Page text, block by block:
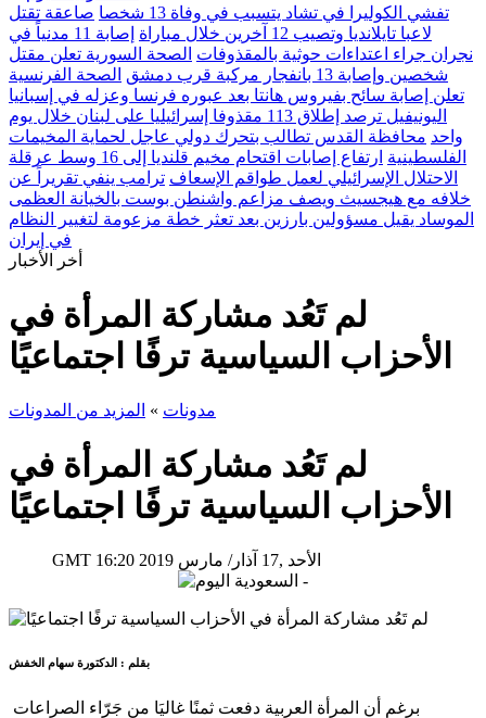
تفشي الكوليرا في تشاد يتسبب في وفاة 13 شخصا
صاعقة تقتل
لاعبا تايلانديا وتصيب 12 آخرين خلال مباراة
إصابة 11 مدنياً في
نجران جراء اعتداءات حوثية بالمقذوفات الصحة السورية تعلن مقتل
شخصين وإصابة 13 بانفجار مركبة قرب دمشق
الصحة الفرنسية
تعلن إصابة سائح بفيروس هانتا بعد عبوره فرنسا وعزله في إسبانيا
اليونيفيل ترصد إطلاق 113 مقذوفا إسرائيليا على لبنان خلال يوم
واحد محافظة القدس تطالب بتحرك دولي عاجل لحماية المخيمات
الفلسطينية
ارتفاع إصابات اقتحام مخيم قلنديا إلى 16 وسط عرقلة
الاحتلال الإسرائيلي لعمل طواقم الإسعاف ترامب ينفي تقريراً عن
خلافه مع هيجسيث ويصف مزاعم واشنطن بوست بالخيانة العظمى
الموساد يقيل مسؤولين بارزين بعد تعثر خطة مزعومة لتغيير النظام
في إيران
أخر الأخبار
لم تَعُد مشاركة المرأة في
الأحزاب السياسية ترفًا اجتماعيًا
مدونات » المزيد من المدونات
لم تَعُد مشاركة المرأة في
الأحزاب السياسية ترفًا اجتماعيًا
GMT 16:20 2019 الأحد ,17 آذار/ مارس
بقلم : الدكتورة سهام الخفش